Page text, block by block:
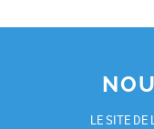
LE SITE DE